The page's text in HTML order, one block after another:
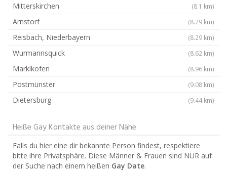
Mitterskirchen (8.1 km)
Arnstorf (8.29 km)
Reisbach, Niederbayern (8.29 km)
Wurmannsquick (8.62 km)
Marklkofen (8.96 km)
Postmünster (9.08 km)
Dietersburg (9.44 km)
Heiße Gay Kontakte aus deiner Nähe
Falls du hier eine dir bekannte Person findest, respektiere
bitte ihre Privatsphäre. Diese Männer & Frauen sind NUR auf
der Suche nach einem heißen Gay Date.